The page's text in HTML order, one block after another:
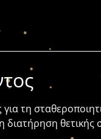
για τη
θετικής